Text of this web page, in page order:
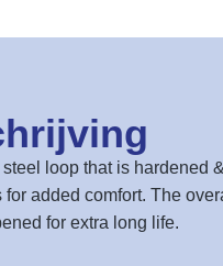
loop that is hardened
added comfort. The
for extra long life.